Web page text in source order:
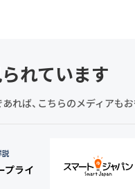
れています
れば、こちらのメディアも
プライ